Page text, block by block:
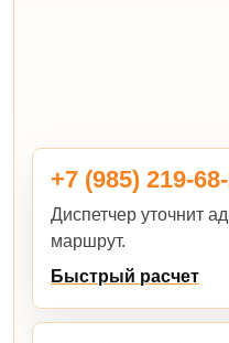
+7 (985) 219-
Диспетчер уточнит
маршрут.
Быстрый расчет